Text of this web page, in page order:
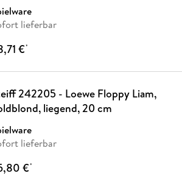
lieferbar
€*
242205 - Loewe Floppy Liam,
liegend, 20 cm
lieferbar
€*